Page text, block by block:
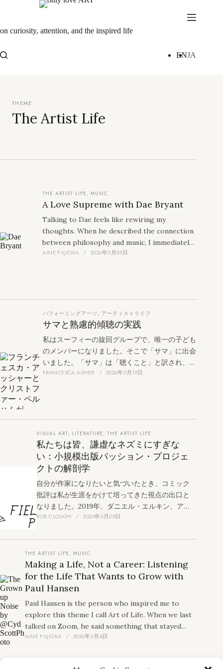
on curiosity, attention, and the inspired life
ENJA
The Artist Life
THE ARTIST LIFE ,MUSIC
A Love Supreme with Dae Bryant
Talking to Dae feels like rewiring my
thoughts. When he described the connection
between philosophy and music, I immediately
related to his lived experience. He is
AINE FUJIOKA 2026年5月25日
パフォーミングアーツ , アーティストライフ
サマと熟慮的傾聴の実践
私はスーフィーの旋回グループで、唯一の子ども
のメンバーになりました。そこで「サマ」に出会
いました。「サマ」は「聴くこと」と訳され、私
の経験では、より深いつながりを得るために注意
FRANCESCA ASHER 2026年5月19日
VISUAL ART, LITERATURE ,THE ARTIST LIFE
私たちは皆、謙虚なネズミにすぎな
い：小規模出版パッション・プロジェ
クトの解剖学
自分が作家になりたいと気づいたとき、コミック
批評は私が生涯をかけて培ってきた視点の出口と
なりました。2019年、ダニエル・エルキン、アレ
ックス・ホフマン、ライアン・キャリー、そして
（Fieldmouse Press）を設立しました。
ROB CLOUGH 2026年3月25日
THE ARTIST LIFE ,MUSIC
Making a Life, Not a Career: Listening
for the Life That Wants to Grow with
Paul Hansen
Paul Hansen is the person who inspired me to
explore this theme I call Art of Life. When we last
talked on Zoom, he said something that stayed
with me: artists have to find their own way to live
AINE FUJIOKA 2026年3月4日